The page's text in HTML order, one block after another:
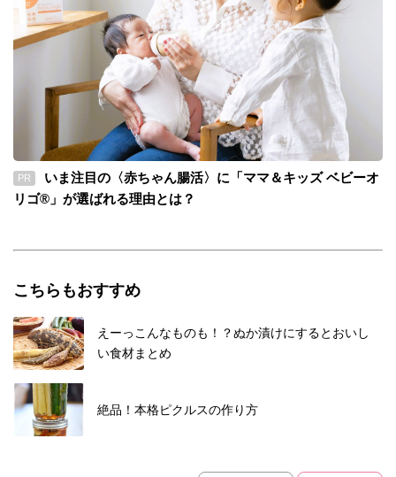
PR
いま注目の〈赤ちゃん腸活〉に「ママ＆キッズ ベビーオ
リゴ®」が選ばれる理由とは？
こちらもおすすめ
えーっこんなものも！？ぬか漬けにするとおいし
い食材まとめ
絶品！本格ピクルスの作り方